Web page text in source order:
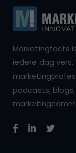
Marketingfacts
iedere dag
podcasts,